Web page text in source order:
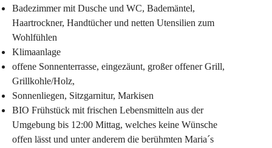
Badezimmer mit Dusche und WC, Bademäntel,
Haartrockner, Handtücher und netten Utensilien zum
Wohlfühlen
Klimaanlage
offene Sonnenterrasse, eingezäunt, großer offener Grill,
Grillkohle/Holz,
Sonnenliegen, Sitzgarnitur, Markisen
BIO Frühstück mit frischen Lebensmitteln aus der
Umgebung bis 12:00 Mittag, welches keine Wünsche
offen lässt und unter anderem die berühmten Maria´s